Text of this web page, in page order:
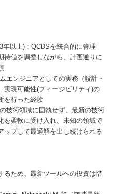
年以上)：QCDSを統合的に管理
待値を調整しながら、計画通りに
エンジニアとしての実務（設計・
実現可能性(フィージビリティ)の
を行った経験
技術領域に固執せず、最新の技術
を柔軟に受け入れ、未知の領域で
ップして最適解を出し続けられる
るため、最新ツールへの投資は惜